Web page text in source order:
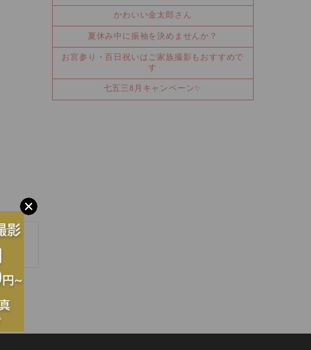
かわいい金太郎さん
夏休み中に振袖を決めませんか？
お宮参り・百日祝いはご家族撮影もおすすめで
す
七五三8月キャンペーン✨